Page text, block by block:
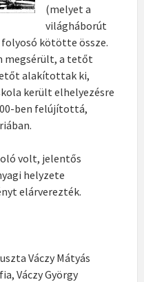
(melyet a
világháborút
kötötte össze.
megsérült, a tetőt
alakítottak ki,
került elhelyezésre
ben felújítottá,
volt, jelentős
helyzete
elárverezték.
Váczy Mátyás
Váczy György